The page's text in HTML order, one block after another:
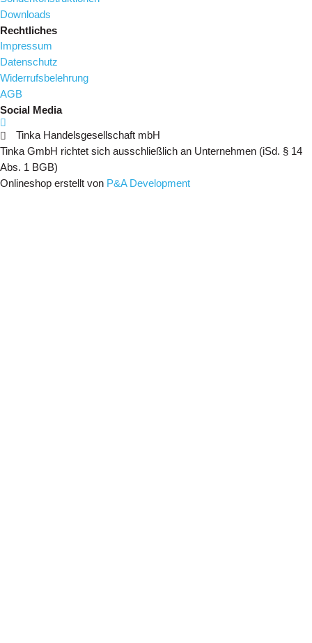
Downloads
Rechtliches
Impressum
Datenschutz
Widerrufsbelehrung
AGB
Social Media
Tinka Handelsgesellschaft mbH
Tinka GmbH richtet sich ausschließlich an Unternehmen (iSd. § 14
Abs. 1 BGB)
Onlineshop erstellt von P&A Development